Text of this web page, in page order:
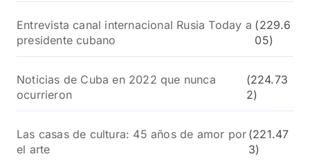
Entrevista canal internacional Rusia Today a
presidente cubano
(229.6
05)
Noticias de Cuba en 2022 que nunca
ocurrieron
(224.73
2)
Las casas de cultura: 45 años de amor por
el arte
(221.47
3)